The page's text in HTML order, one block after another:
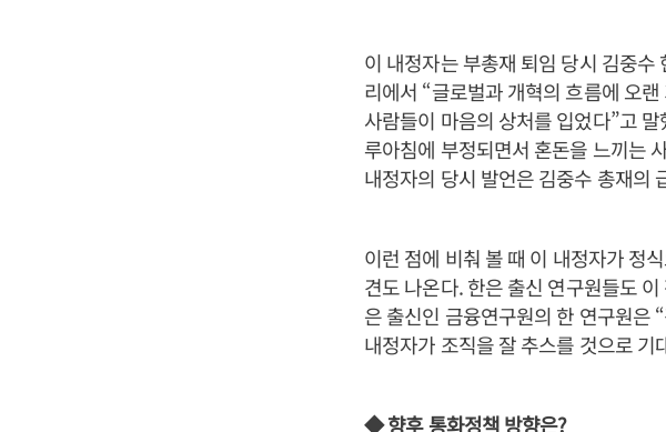
이 내정자는 부총재 퇴임 당시 김중
리에서 “글로벌과 개혁의 흐름에 오
사람들이 마음의 상처를 입었다”고
루아침에 부정되면서 혼돈을 느끼는
내정자의 당시 발언은 김중수 총재의
이런 점에 비춰 볼 때 이 내정자가 정
견도 나온다. 한은 출신 연구원들도
은 출신인 금융연구원의 한 연구원은
내정자가 조직을 잘 추스를 것으로 기
◆ 향후 통화정책 방향은?